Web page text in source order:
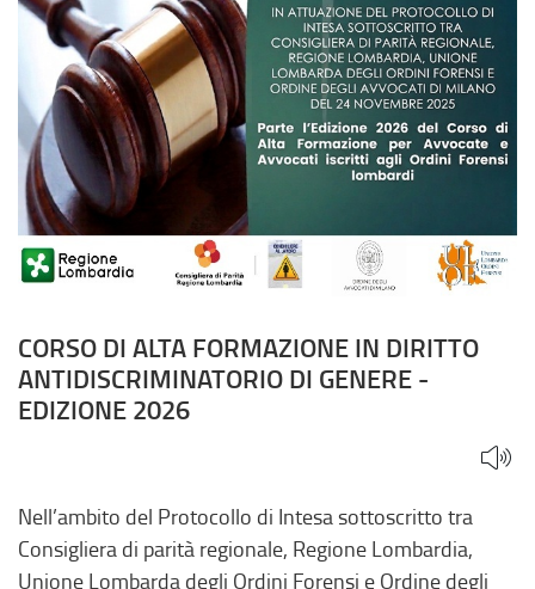
CORSO DI ALTA FORMAZIONE IN DIRITTO
ANTIDISCRIMINATORIO DI GENERE -
EDIZIONE 2026
Nell’ambito del Protocollo di Intesa sottoscritto tra
Consigliera di parità regionale, Regione Lombardia,
Unione Lombarda degli Ordini Forensi e Ordine degli